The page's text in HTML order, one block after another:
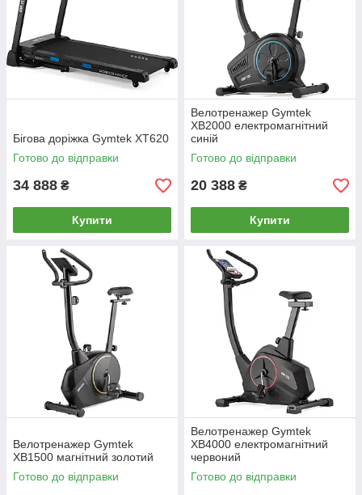
Бігова доріжка Gymtek XT620
Готово до відправки
34 888 ₴
Купити
Велотренажер Gymtek
XB2000 електромагнітний
синій
Готово до відправки
20 388 ₴
Купити
Велотренажер Gymtek
XB1500 магнітний золотий
Готово до відправки
Велотренажер Gymtek
XB4000 електромагнітний
червоний
Готово до відправки